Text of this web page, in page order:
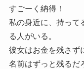
すごーく納得！
私の身近に、持って
る人がいる。
彼女はお金を残さず
名前はずっと残るだ